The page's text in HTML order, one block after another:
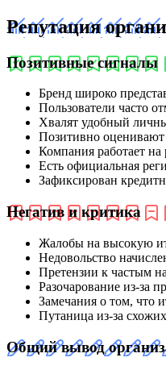
Репутация
Позитивные сигналы
Бренд широко
Пользователи часто
Хвалят удобный
Позитивно оценивают
Компания работает на
Есть официальная
Зафиксирован
Негатив и критика
Жалобы на высокую
Недовольство
Претензии к частым
Разочарование из‑за
Замечания о том, что
Путаница из‑за
Общий вывод